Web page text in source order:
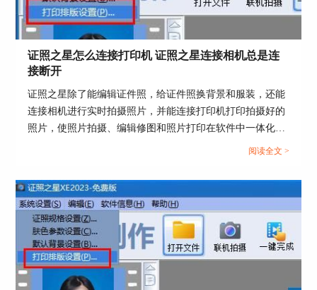
4.返回主界面，点击“照片保存”，在弹出的“文件保
存”窗口设置好证件照保存路径，点击“确定”按钮
即可。
证照之星怎么连接打印机 证照之星连接相机总是连
接断开
证照之星除了能编辑证件照，给证件照换背景和服装，还能
连接相机进行实时拍摄照片，并能连接打印机打印拍摄好的
照片，使照片拍摄、编辑修图和照片打印在软件中一体化操
作。那么证件照如何在证照之星中拍摄和打印呢？这篇文章
是连接断开。...
阅读全文 >